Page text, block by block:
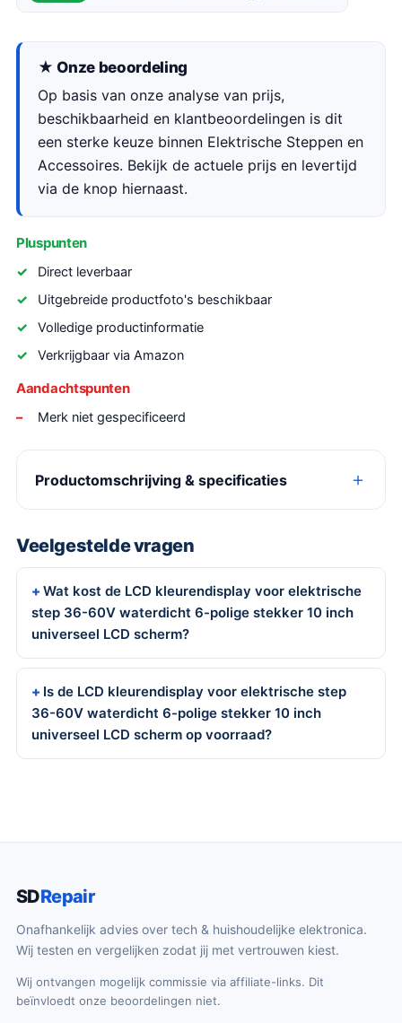
★ Onze beoordeling
Op basis van onze analyse van prijs,
beschikbaarheid en klantbeoordelingen is dit
een sterke keuze binnen Elektrische Steppen en
Accessoires. Bekijk de actuele prijs en levertijd
via de knop hiernaast.
Pluspunten
Direct leverbaar
Uitgebreide productfoto's beschikbaar
Volledige productinformatie
Verkrijgbaar via Amazon
Aandachtspunten
Merk niet gespecificeerd
Productomschrijving & specificaties
Veelgestelde vragen
Wat kost de LCD kleurendisplay voor elektrische
step 36-60V waterdicht 6-polige stekker 10 inch
universeel LCD scherm?
Is de LCD kleurendisplay voor elektrische step
36-60V waterdicht 6-polige stekker 10 inch
universeel LCD scherm op voorraad?
SDRepair
Onafhankelijk advies over tech & huishoudelijke elektronica.
Wij testen en vergelijken zodat jij met vertrouwen kiest.
Wij ontvangen mogelijk commissie via affiliate-links. Dit
beïnvloedt onze beoordelingen niet.